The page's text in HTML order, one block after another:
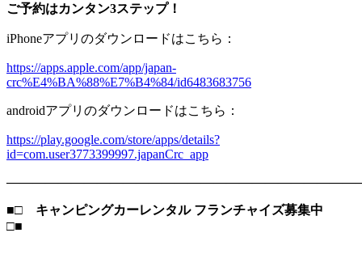
ご予約はカンタン3ステップ！
iPhoneアプリのダウンロードはこちら：
https://apps.apple.com/app/japan-
crc%E4%BA%88%E7%B4%84/id6483683756
androidアプリのダウンロードはこちら：
https://play.google.com/store/apps/details?
id=com.user3773399997.japanCrc_app
■□ キャンピングカーレンタル フランチャイズ募集中
□■